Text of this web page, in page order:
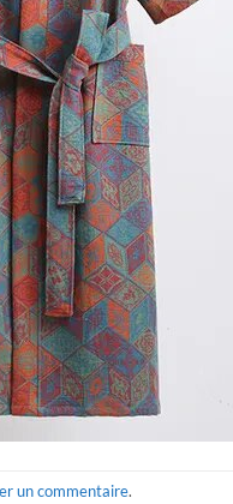
un commentaire.